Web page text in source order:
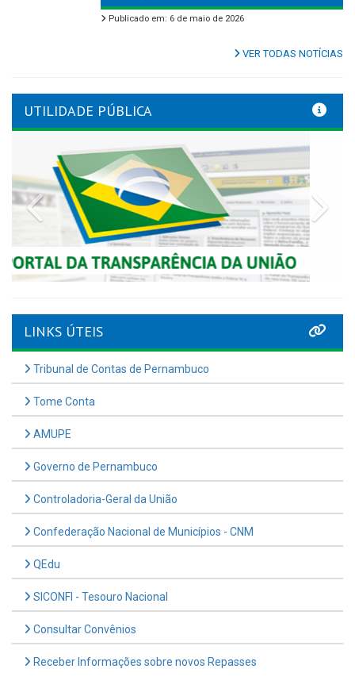
Publicado em: 6 de maio de 2026
VER TODAS NOTÍCIAS
UTILIDADE PÚBLICA
Previous
LINKS ÚTEIS
Tribunal de Contas de Pernambuco
Tome Conta
AMUPE
Governo de Pernambuco
Controladoria-Geral da União
Confederação Nacional de Municípios - CNM
QEdu
SICONFI - Tesouro Nacional
Consultar Convênios
Receber Informações sobre novos Repasses